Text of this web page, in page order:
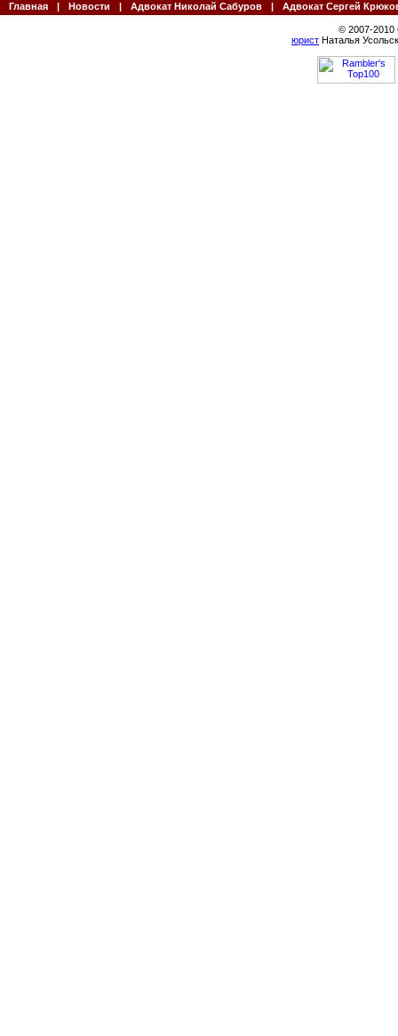
Главная | Новости | Адвокат Николай Сабуров | Адвокат Сергей
© 2007-
юрист Наталья